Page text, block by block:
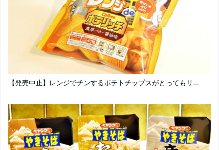
【発売中止】レンジでチンするポテトチップスがとってもリ...